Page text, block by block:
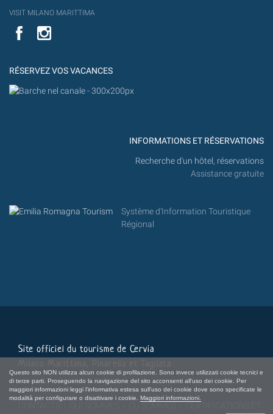
Questo sito NON utilizza alcun cookie di profilazione. Sono invece utilizzati cookie tecnici e
di terze parti. Proseguendo la navigazione del sito acconsenti all'uso dei cookie. Per
maggiori informazioni leggi l'informativa estesa sull'uso dei cookie dove sono specificate le
modalità per configurare o disattivare i cookie. Maggiori informazioni.
YouT
VISIT MILANO MARITTIMA
Flick
VISIT
MILANO
YouTube
RÉSERVEZ VOS VACANCES
INFORMATIONS ET RÉSERVATIONS
Recherche d'un hôtel, réservations
Assistance gratuite
Système d'Information Touristique
Régional
Site officiel du tourisme de Cervia